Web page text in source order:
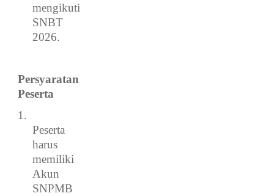
mengikuti
SNBT
2026.
Persyaratan
Peserta
1.
Peserta
harus
memiliki
Akun
SNPMB